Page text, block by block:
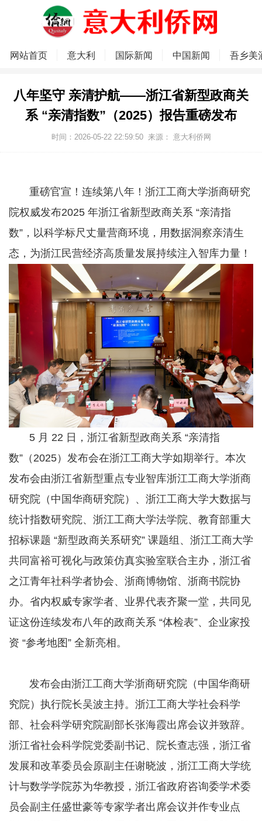
网站首页 意大利 国际新闻 中国新闻 吾乡美
八年坚守 亲清护航——浙江省新型政商关
系 “亲清指数”（2025）报告重磅发布
时间：2026-05-22 22:59:50 来源： 意大利侨网
重磅官宣！连续第八年！浙江工商大学浙商研究
院权威发布2025 年浙江省新型政商关系 “亲清指
数”，以科学标尺丈量营商环境，用数据洞察亲清生
态，为浙江民营经济高质量发展持续注入智库力量！
5 月 22 日，浙江省新型政商关系 “亲清指
数”（2025）发布会在浙江工商大学如期举行。本次
发布会由浙江省新型重点专业智库浙江工商大学浙商
研究院（中国华商研究院）、浙江工商大学大数据与
统计指数研究院、浙江工商大学法学院、教育部重大
招标课题 “新型政商关系研究” 课题组、浙江工商大学
共同富裕可视化与政策仿真实验室联合主办，浙江省
之江青年社科学者协会、浙商博物馆、浙商书院协
办。省内权威专家学者、业界代表齐聚一堂，共同见
证这份连续发布八年的政商关系 “体检表”、企业家投
资 “参考地图” 全新亮相。
发布会由浙江工商大学浙商研究院（中国华商研
究院）执行院长吴波主持。浙江工商大学社会科学
部、社会科学研究院副部长张海霞出席会议并致辞。
浙江省社会科学院党委副书记、院长查志强，浙江省
发展和改革委员会原副主任谢晓波，浙江工商大学统
计与数学学院苏为华教授，浙江省政府咨询委学术委
员会副主任盛世豪等专家学者出席会议并作专业点